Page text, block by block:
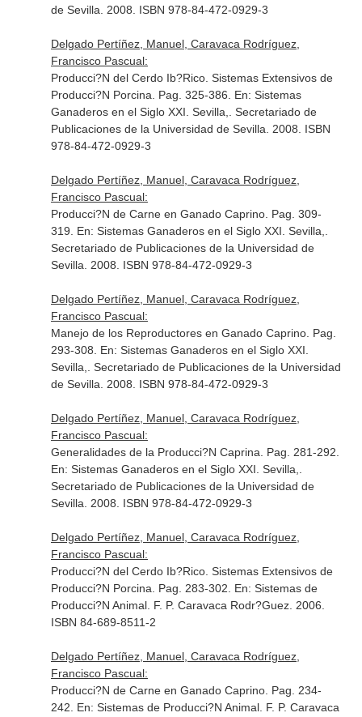
de Sevilla. 2008. ISBN 978-84-472-0929-3
Delgado Pertíñez, Manuel, Caravaca Rodríguez,
Francisco Pascual:
Producci?N del Cerdo Ib?Rico. Sistemas Extensivos de
Producci?N Porcina. Pag. 325-386. En: Sistemas
Ganaderos en el Siglo XXI . Sevilla,. Secretariado de
Publicaciones de la Universidad de Sevilla. 2008. ISBN
978-84-472-0929-3
Delgado Pertíñez, Manuel, Caravaca Rodríguez,
Francisco Pascual:
Producci?N de Carne en Ganado Caprino. Pag. 309-
319. En: Sistemas Ganaderos en el Siglo XXI . Sevilla,.
Secretariado de Publicaciones de la Universidad de
Sevilla. 2008. ISBN 978-84-472-0929-3
Delgado Pertíñez, Manuel, Caravaca Rodríguez,
Francisco Pascual:
Manejo de los Reproductores en Ganado Caprino. Pag.
293-308. En: Sistemas Ganaderos en el Siglo XXI
Sevilla,. Secretariado de Publicaciones de la Universidad
de Sevilla. 2008. ISBN 978-84-472-0929-3
Delgado Pertíñez, Manuel, Caravaca Rodríguez,
Francisco Pascual:
Generalidades de la Producci?N Caprina. Pag. 281-292.
En: Sistemas Ganaderos en el Siglo XXI . Sevilla,.
Secretariado de Publicaciones de la Universidad de
Sevilla. 2008. ISBN 978-84-472-0929-3
Delgado Pertíñez, Manuel, Caravaca Rodríguez,
Francisco Pascual:
Producci?N del Cerdo Ib?Rico. Sistemas Extensivos de
Producci?N Porcina. Pag. 283-302. En: Sistemas de
Producci?N Animal. F. P. Caravaca Rodr?Guez. 2006.
ISBN 84-689-8511-2
Delgado Pertíñez, Manuel, Caravaca Rodríguez,
Francisco Pascual:
Producci?N de Carne en Ganado Caprino. Pag. 234-
242. En: Sistemas de Producci?N Animal. F. P. Caravaca